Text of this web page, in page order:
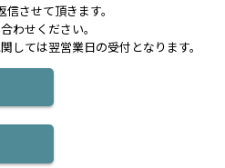
させて頂きます。
わせください。
ては翌営業日の受付となります。